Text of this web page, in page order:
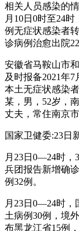
相关人员感染的
月10日0时至24
例无症状感染者
诊病例治愈出院22
安徽省马鞍山市
及时报备2021年
本土无症状感染
某，男，52岁，
丈夫，常住南京市
国家卫健委:23日
月23日0—24时，
兵团报告新增确
例32例。
月23日0—24时，
土病例30例，境
布黑龙江省15例